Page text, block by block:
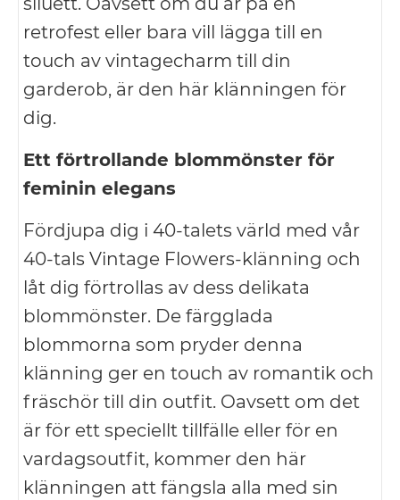
retrofest eller bara vill lägga till en
touch av vintagecharm till din
garderob, är den här klänningen för
dig.
Ett förtrollande blommönster för
feminin elegans
Fördjupa dig i 40-talets värld med vår
40-tals Vintage Flowers-klänning och
låt dig förtrollas av dess delikata
blommönster. De färgglada
blommorna som pryder denna
klänning ger en touch av romantik och
fräschör till din outfit. Oavsett om det
är för ett speciellt tillfälle eller för en
vardagsoutfit, kommer den här
klänningen att fängsla alla med sin